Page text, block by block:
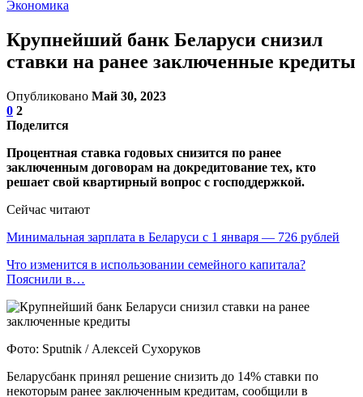
Экономика
Крупнейший банк Беларуси снизил
ставки на ранее заключенные кредиты
Опубликовано Май 30, 2023
0 2
Поделится
Процентная ставка годовых снизится по ранее
заключенным договорам на докредитование тех, кто
решает свой квартирный вопрос с господдержкой.
Сейчас читают
Минимальная зарплата в Беларуси с 1 января — 726 рублей
Что изменится в использовании семейного капитала?
Пояснили в…
Фото: Sputnik / Алексей Сухоруков
Беларусбанк принял решение снизить до 14% ставки по
некоторым ранее заключенным кредитам, сообщили в